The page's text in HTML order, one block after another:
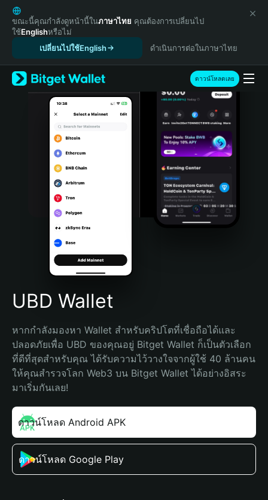
English
日本語
Tiếng Việt
Español (Latinoamérica)
Türkçe
Italiano
Português (Portugal)
Bahasa Indonesia
Português (Brasil)
Español (Argentina)
ขณะนี้คุณกำลังดูหน้านี้ในภาษาไทย คุณต้องการเปลี่ยนไป
ใช้Englishหรือไม่
เปลี่ยนไปใช้English
ดำเนินการต่อในภาษาไทย
ดาวน์โหลดเลย
UBD Wallet
หากกำลังมองหา Wallet สำหรับคริปโตที่เชื่อถือได้และ
ปลอดภัยเพื่อ UBD ของคุณอยู่ Bitget Wallet ก็เป็นตัวเลือก
ที่ดีที่สุดสำหรับคุณ ได้รับความไว้วางใจจากผู้ใช้ 40 ล้านคน
ให้คุณสำรวจโลก Web3 บน Bitget Wallet ได้อย่างอิสระ
มาเริ่มกันเลย!
ดาวน์โหลด Android APK
ดาวน์โหลด Google Play